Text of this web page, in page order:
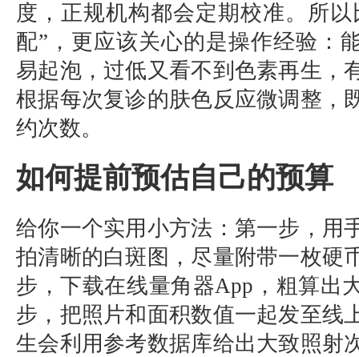
度，正规机构都会定期校准。所以
配”，更应该关心的是操作经验：
易起泡，过低又看不到色素再生，
根据每次复诊的肤色反应微调整，
约次数。
如何提前预估自己的预算
给你一个实用小方法：第一步，用
拍清晰的白斑图，尽量附带一枚硬
步，下载在线量角器App，粗算出
步，把照片和面积数值一起发至线
生会利用参考数据库给出大致照射